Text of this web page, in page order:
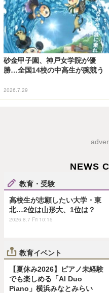
砂金甲子園、神戸女学院が優
勝…全国14校の中高生が腕競う
2026.7.29
NEWS
教育・受験
高校生が志願したい大学・東
北…2位は山形大、1位は？
2026.8.7 Fri 10:15
教育イベント
【夏休み2026】ピアノ未経験
でも楽しめる「AI Duo
Piano」横浜みなとみらい